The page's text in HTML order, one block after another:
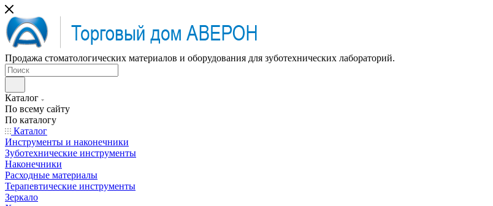
Продажа стоматологических материалов и оборудования для зуботехнических лабораторий.
Каталог
По всему сайту
По каталогу
Каталог
Инструменты и наконечники
Зуботехнические инструменты
Наконечники
Расходные материалы
Терапевтические инструменты
Зеркало